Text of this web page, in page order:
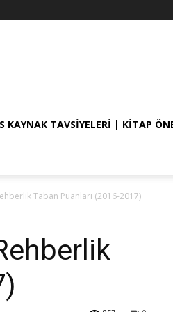
KAYNAK TAVSIYELERI | KITAP
Taban Puanları (2016-2017)